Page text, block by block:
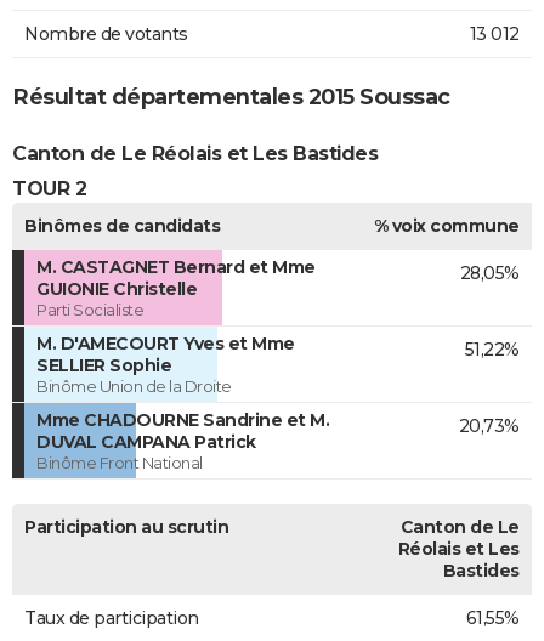
Nombre de votants 13 012
Résultat départementales 2015 Soussac
Canton de Le Réolais et Les Bastides
TOUR 2
Binômes de candidats
% voix commune
M. CASTAGNET Bernard et Mme
GUIONIE Christelle
Parti Socialiste
28,05%
M. D'AMECOURT Yves et Mme
SELLIER Sophie
Binôme Union de la Droite
51,22%
Mme CHADOURNE Sandrine et M.
DUVAL CAMPANA Patrick
Binôme Front National
20,73%
Participation au scrutin
Canton de Le
Réolais et Les
Bastides
Taux de participation 61,55%